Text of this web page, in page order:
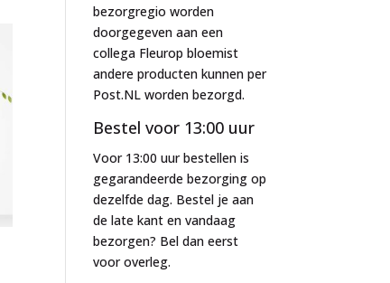
bezorgregio worden
doorgegeven aan een
collega Fleurop bloemist
andere producten kunnen per
Post.NL worden bezorgd.
Bestel voor 13:00 uur
Voor 13:00 uur bestellen is
gegarandeerde bezorging op
dezelfde dag. Bestel je aan
de late kant en vandaag
bezorgen? Bel dan eerst
voor overleg.